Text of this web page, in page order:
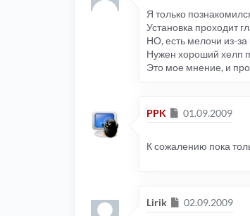
Я только
Установка проходит
НО, есть мелочи из-
Нужен хороший хелп
Это мое мнение, и
PPK Сообщение
01.09.2009
К сожалению пока
Lirik Сообщение
02.09.2009